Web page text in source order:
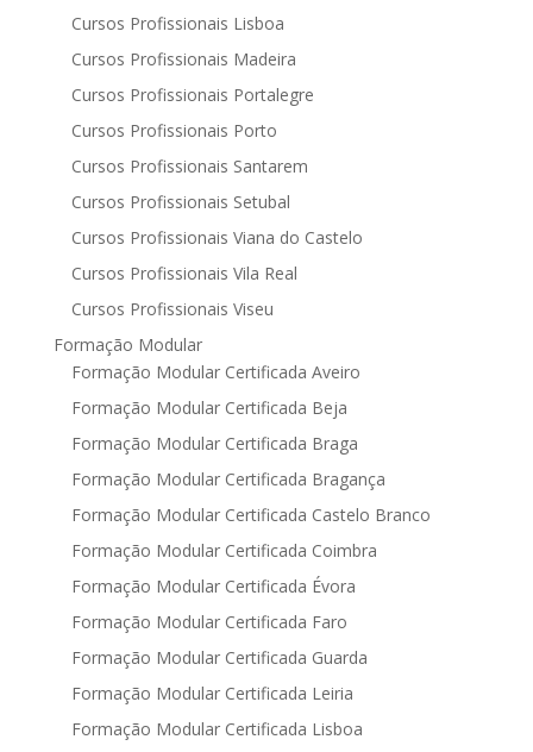
Cursos Profissionais Lisboa
Cursos Profissionais Madeira
Cursos Profissionais Portalegre
Cursos Profissionais Porto
Cursos Profissionais Santarem
Cursos Profissionais Setubal
Cursos Profissionais Viana do Castelo
Cursos Profissionais Vila Real
Cursos Profissionais Viseu
Formação Modular
Formação Modular Certificada Aveiro
Formação Modular Certificada Beja
Formação Modular Certificada Braga
Formação Modular Certificada Bragança
Formação Modular Certificada Castelo Branco
Formação Modular Certificada Coimbra
Formação Modular Certificada Évora
Formação Modular Certificada Faro
Formação Modular Certificada Guarda
Formação Modular Certificada Leiria
Formação Modular Certificada Lisboa